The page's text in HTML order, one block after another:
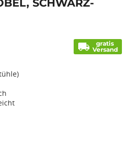
SCHWARZ-
local_shipping
gratis
Versand